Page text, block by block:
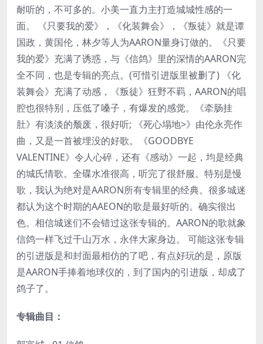
耐听的，不可多的。小美一直力主打造城城性感的一
面。 《只要我的爱》，《化装舞会》，《叛徒》就是谭
国政，黄国伦，林夕等人为AARON量身订做的。《只要
我的爱》充满了诱惑，与《信鸽》里的深情的AARON完
全不同，也是专辑的亮点。(可惜引进版里被删了) 《化
装舞会》充满了动感，《叛徒》狂野不羁，AARON的唱
腔也很特别，压低了嗓子，有爆发的感觉。《牵肠挂
肚》有淡淡的颓废，很好听; 《死心塌地>》由伦永亮作
曲，又是一首被埋没的好歌。《GOODBYE
VALENTINE》令人心碎，还有《感动》一起，均是经典
的城氏情歌。全碟水准很高，听完了很舒服。特别是慢
歌，我认为绝对是AARON所有专辑里的经典。很多城迷
都认为这个时期的AAEON的歌是最好听的。确实很出
色。相信城迷们不会错过这张专辑的。AARON的歌就象
信鸽一样飞过千山万水，永伴大家身边。 可能这张专辑
的引进版是和封面最相仿的了吧，有点好玩的是，原版
是AARON手捧着地球仪的，到了国内的引进版，却成了
鸽子了。
专辑曲目：